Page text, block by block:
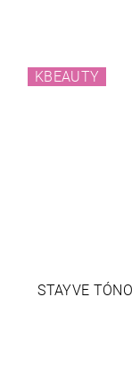
KBEAUTY
STAYVE